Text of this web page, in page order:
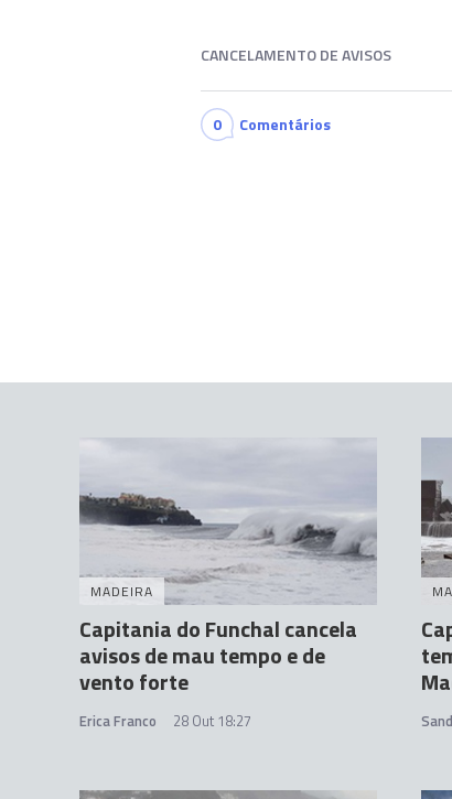
CANCELAMENTO DE AVISOS
0 Comentários
MADEIRA
Capitania do Funchal cancela
avisos de mau tempo e de
vento forte
Erica Franco 28 Out 18:27